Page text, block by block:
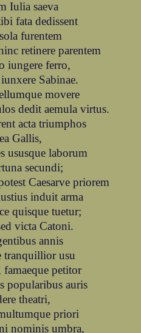
Iulia saeva
fata dedissent
furentem
retinere parentem
iungere ferro,
Sabinae.
movere
dedit aemula virtus.
acta triumphos
Gallis,
ususque laborum
secundi;
Caesarve priorem
induit arma
quisque tuetur;
victa Catoni.
annis
tranquillior usu
petitor
popularibus auris
theatri,
priori
nominis umbra,